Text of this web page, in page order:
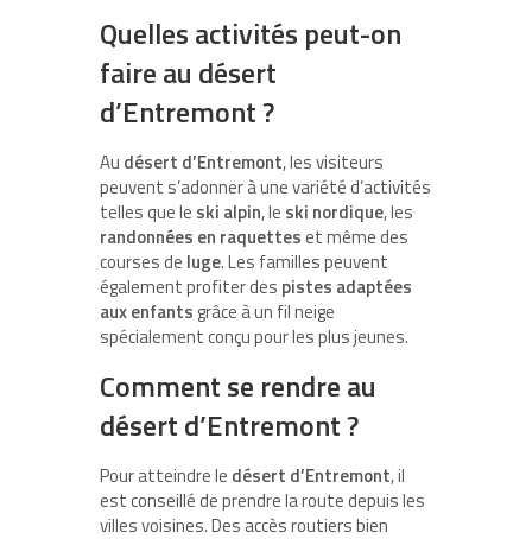
Quelles activités peut-on
faire au désert
d’Entremont ?
Au désert d’Entremont, les visiteurs
peuvent s’adonner à une variété d’activités
telles que le ski alpin, le ski nordique, les
randonnées en raquetteset même des
courses de luge. Les familles peuvent
également profiter des pistes adaptées
aux enfants grâce à un fil neige
spécialement conçu pour les plus jeunes.
Comment se rendre au
désert d’Entremont ?
Pour atteindre le désert d’Entremont, il
est conseillé de prendre la route depuis les
villes voisines. Des accès routiers bien